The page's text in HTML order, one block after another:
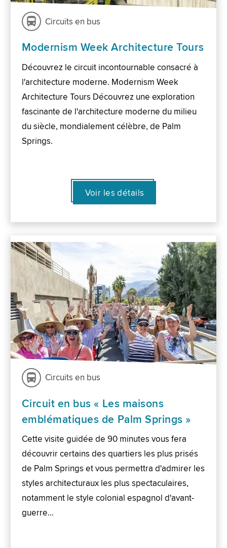
Circuits en bus
Modernism Week Architecture Tours
Découvrez le circuit incontournable consacré à
l'architecture moderne. Modernism Week
Architecture Tours Découvrez une exploration
fascinante de l'architecture moderne du milieu
du siècle, mondialement célèbre, de Palm
Springs.
Voir les détails
Circuits en bus
Circuit en bus « Les maisons
emblématiques de Palm Springs »
Cette visite guidée de 90 minutes vous fera
découvrir certains des quartiers les plus prisés
de Palm Springs et vous permettra d'admirer les
styles architecturaux les plus spectaculaires,
notamment le style colonial espagnol d'avant-
guerre…